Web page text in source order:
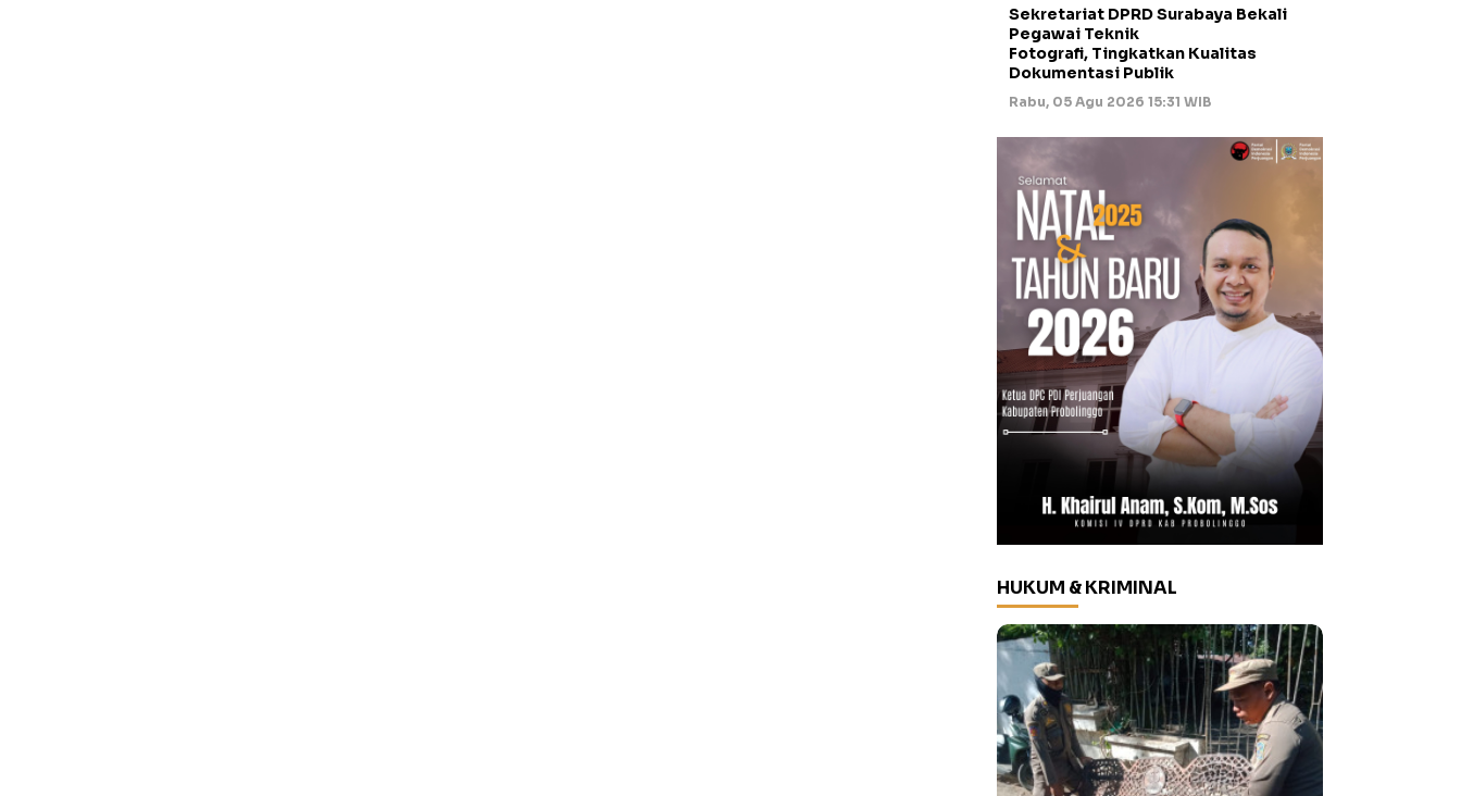
Sekretariat DPRD Surabaya Bekali
Pegawai Teknik
Fotografi, Tingkatkan Kualitas
Dokumentasi Publik
Rabu, 05 Agu 2026 15:31 WIB
HUKUM & KRIMINAL